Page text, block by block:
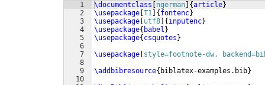
1
2
3
4
5
6
7
8
9
10
\documentclass ngerman {article}
\usepackage T1 { fontenc}
\usepackage utf8 { inputenc}
\usepackage{ babel }
\usepackage{ csquotes }
\usepackage style=footnote-dw,
\addbibresource{ biblatex-examples.bib}